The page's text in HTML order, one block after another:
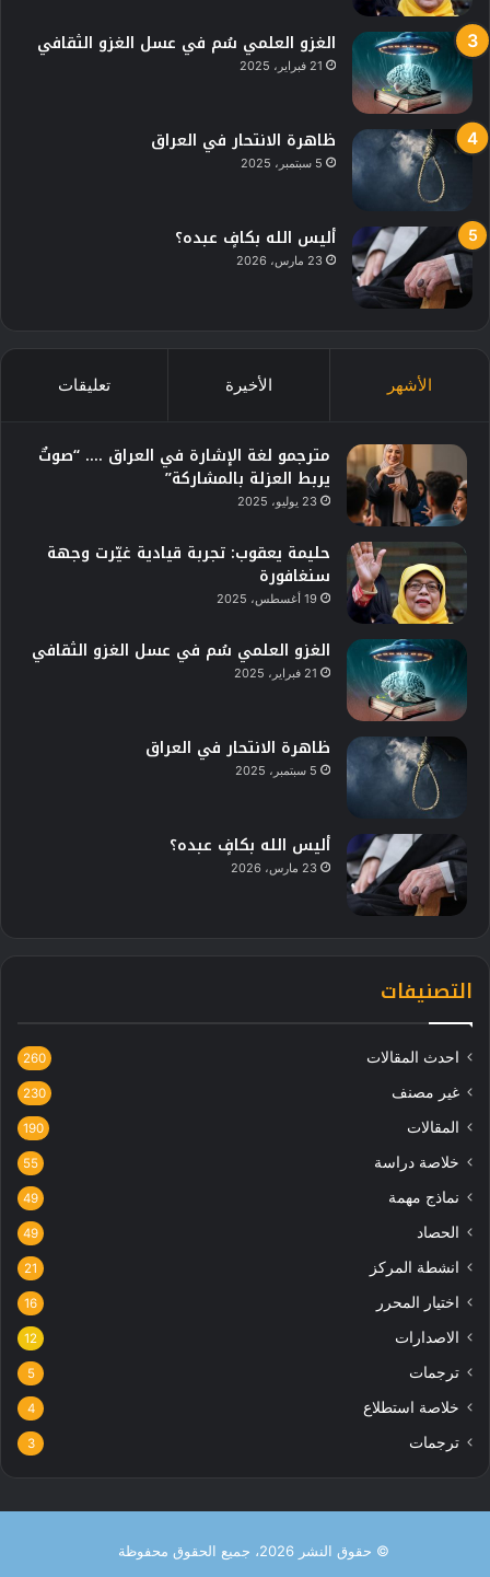
الغزو العلمي سُم في عسل الغزو الثقافي
21 فبراير، 2025
ظاهرة الانتحار في العراق
5 سبتمبر، 2025
أليس الله بكافٍ عبده؟
23 مارس، 2026
الأشهر الأخيرة تعليقات
مترجمو لغة الإشارة في العراق …. “صوتٌ
يربط العزلة بالمشاركة”
23 يوليو، 2025
حليمة يعقوب: تجربة قيادية غيّرت وجهة
سنغافورة
19 أغسطس، 2025
الغزو العلمي سُم في عسل الغزو الثقافي
21 فبراير، 2025
ظاهرة الانتحار في العراق
5 سبتمبر، 2025
أليس الله بكافٍ عبده؟
23 مارس، 2026
التصنيفات
احدث المقالات 260
غير مصنف 230
المقالات 190
خلاصة دراسة 55
نماذج مهمة 49
الحصاد 49
انشطة المركز 21
اختيار المحرر 16
الاصدارات 12
ترجمات 5
خلاصة استطلاع 4
ترجمات 3
© حقوق النشر 2026، جميع الحقوق محفوظة